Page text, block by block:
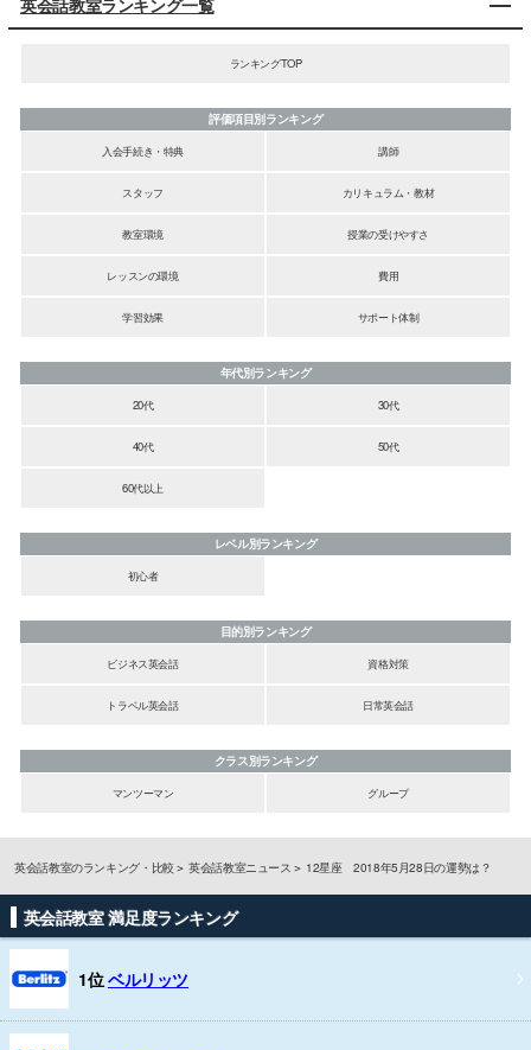
英会話教室ランキング一覧
ランキングTOP
評価項目別ランキング
入会手続き・特典
講師
スタッフ カリキュラム・教材
教室環境 授業の受けやすさ
レッスンの環境 費用
学習効果 サポート体制
年代別ランキング
20代
30代
40代 50代
60代以上
レベル別ランキング
初心者
目的別ランキング
ビジネス英会話
資格対策
トラベル英会話 日常英会話
クラス別ランキング
マンツーマン
グループ
英会話教室のランキング・比較 英会話教室ニュース 12星座 2018年5月28日の運勢は？
英会話教室 満足度ランキング
1位ベルリッツ